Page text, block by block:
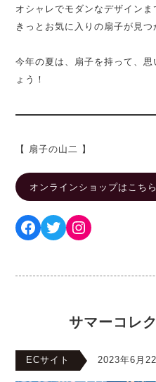
オシャレでモダンなデザインま
きっとお気に入りの扇子が見つ
今年の夏は、扇子を持って、
ょう！
【 扇子の山二 】
オンラインショップはこち
Facebook
TwitterInstagram
サマーコレ
ECサイト 2023年6月22